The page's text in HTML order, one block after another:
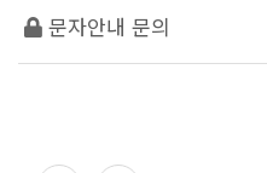
문자안내 문의